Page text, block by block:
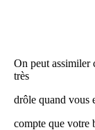
On peut assimiler
très
drôle quand vous
compte que votre